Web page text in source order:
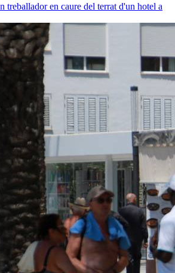
treballador en caure del terrat d'un hotel a